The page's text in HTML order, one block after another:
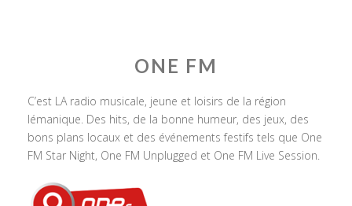
ONE FM
C’est LA radio musicale, jeune et loisirs de la région
lémanique. Des hits, de la bonne humeur, des jeux, des
bons plans locaux et des événements festifs tels que One
FM Star Night, One FM Unplugged et One FM Live Session.